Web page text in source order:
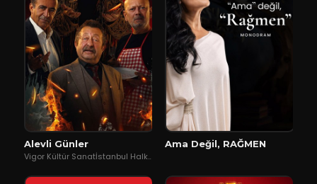
Alevli Günler
Vigor Kültür Sanatİstanbul Halk Tiyatrosu
Ama Değil, RAĞMEN